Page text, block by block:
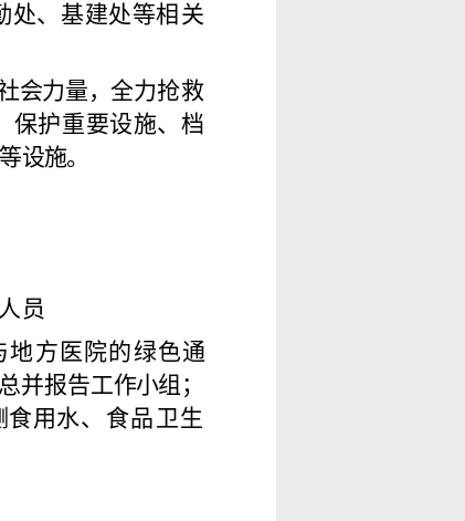
处、基建处等相 关
会力量，全力抢救
保护重要设施、档
设施。
员
地方医院的绿色通
并报告工作小组 ；
用 水、食品卫生